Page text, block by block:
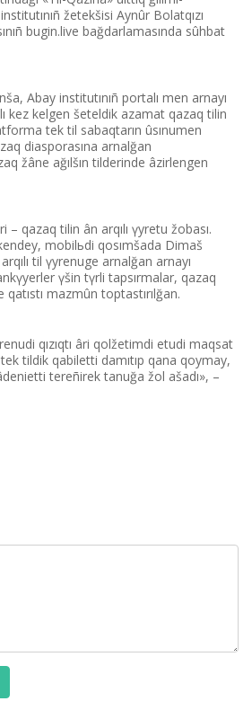
žetekšіsі Aynûr Bolatqızı
bugin.live bağdarlamasında sûhbat
Abay institutınıñ portalı men arnayı
kez kelgen šeteldіk azamat qazaq tіlіn
tek tіl sabaqtarın ûsınumen
diasporasına arnalğan
žâne ağılšın tіlderіnde âzіrlengen
– qazaq tіlіn ân arqılı үyretu žobası.
mobilьdі qosımšada Dimaš
tіl үyrenuge arnalğan arnayı
үšіn tүrlі tapsırmalar, qazaq
qatıstı mazmûn toptastırılğan.
qızıqtı ârі qolžetіmdі etudі maqsat
tіldіk qabіlettі damıtıp qana qoymay,
tereñіrek tanuğa žol ašadı», –